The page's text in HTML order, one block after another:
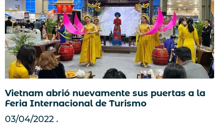
Vietnam abrió nuevamente sus puertas a la
Feria Internacional de Turismo
03/04/2022